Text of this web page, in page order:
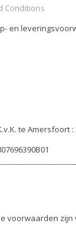
Conditions
en
V.O.F
te Amersfoort :
voorwaarden